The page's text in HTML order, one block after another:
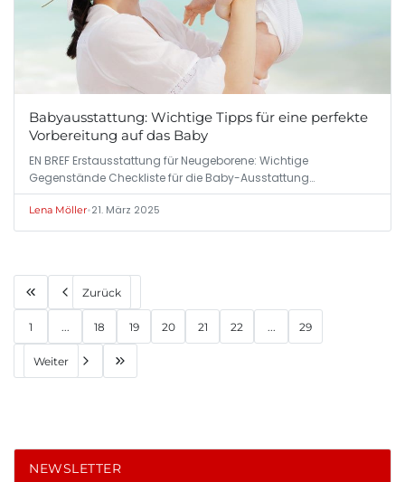
Babyausstattung: Wichtige Tipps für eine perfekte
Vorbereitung auf das Baby
EN BREF Erstausstattung für Neugeborene: Wichtige
Gegenstände Checkliste für die Baby-Ausstattung…
Lena Möller•21. März 2025
Zurück
1 ... 18 19 20 21 22 ... 29
Weiter
NEWSLETTER